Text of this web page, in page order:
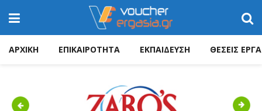
ΑΡΧΙΚΗ ΕΠΙΚΑΙΡΟΤΗΤΑ ΕΚΠΑΙΔΕΥΣΗ ΘΕΣΕΙΣ
Previous Next